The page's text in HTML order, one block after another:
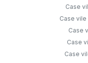
Case
Case vile
Case
Case
Case